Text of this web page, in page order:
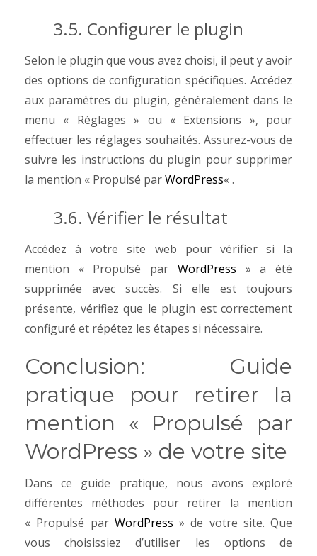
3.5. Configurer le plugin
Selon le plugin que vous avez choisi, il peut y avoir
des options de configuration spécifiques. Accédez
aux paramètres du plugin, généralement dans le
menu « Réglages » ou « Extensions », pour
effectuer les réglages souhaités. Assurez-vous de
suivre les instructions du plugin pour supprimer
la mention « Propulsé parWordPress« .
3.6. Vérifier le résultat
Accédez à votre site web pour vérifier si la
mention « Propulsé par WordPress » a été
supprimée avec succès. Si elle est toujours
présente, vérifiez que le plugin est correctement
configuré et répétez les étapes si nécessaire.
Conclusion: Guide
pratique pour retirer la
mention « Propulsé par
WordPress » de votre site
Dans ce guide pratique, nous avons exploré
différentes méthodes pour retirer la mention
« Propulsé par WordPress » de votre site. Que
vous choisissiez d’utiliser les options de